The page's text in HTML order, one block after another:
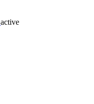
active